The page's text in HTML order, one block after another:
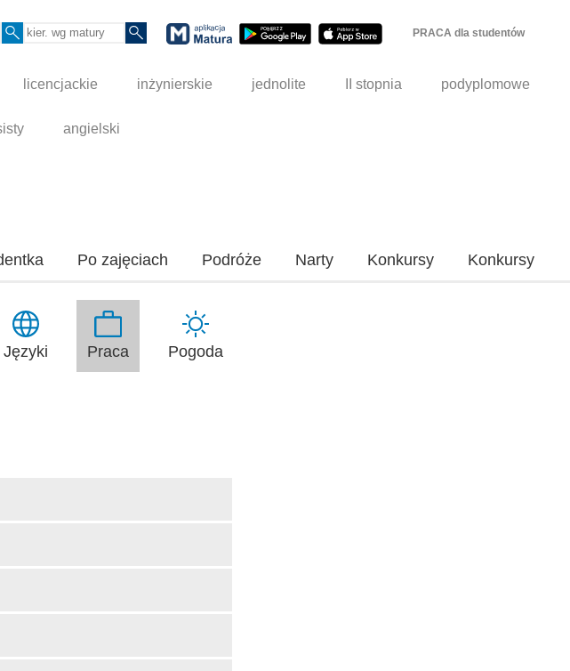
PRACA dla studentów
licencjackie inżynierskie jednolite II stopnia podyplomowe
angielski
Po zajęciach Podróże Narty Konkursy Konkursy
Języki Praca Pogoda